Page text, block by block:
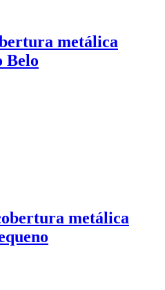
metálica
Belo
metálica